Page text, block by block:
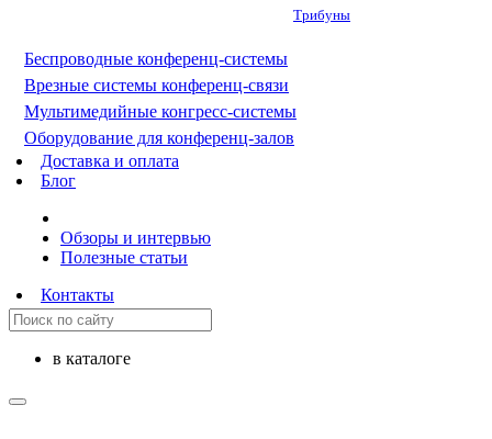
Трибуны
Беспроводные конференц-системы
Врезные системы конференц-связи
Мультимедийные конгресс-системы
Оборудование для конференц-залов
Доставка и оплата
Блог
Обзоры и интервью
Полезные статьи
Контакты
в каталоге